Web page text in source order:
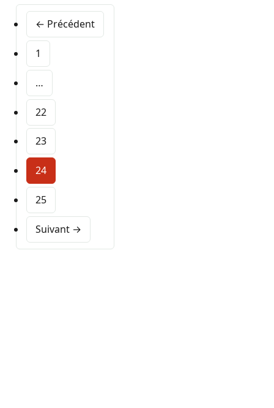
← Précédent
1
…
22
23
24
25
Suivant →